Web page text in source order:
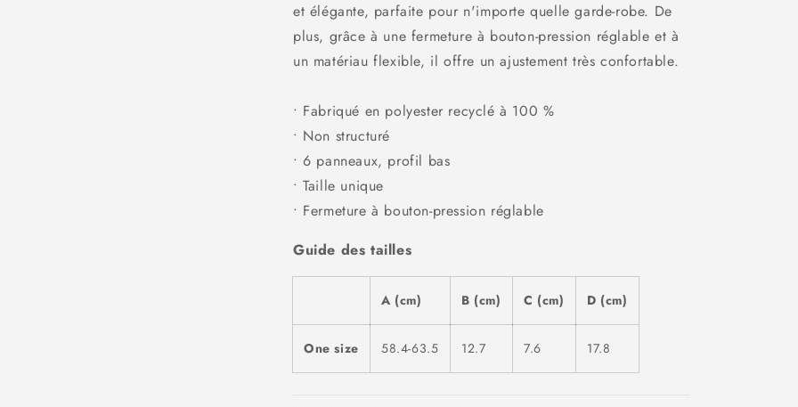
et élégante, parfaite pour n'importe quelle garde-robe. De
plus, grâce à une fermeture à bouton-pression réglable et à
un matériau flexible, il offre un ajustement très confortable.
• Fabriqué en polyester recyclé à 100 %
• Non structuré
• 6 panneaux, profil bas
• Taille unique
• Fermeture à bouton-pression réglable
Guide des tailles
A (cm) B (cm) C (cm) D (cm)
One size 58.4-63.5 12.7 7.6 17.8